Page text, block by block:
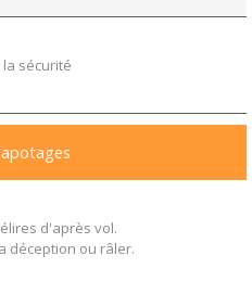
sécurité
d'après vol.
déception ou râler.